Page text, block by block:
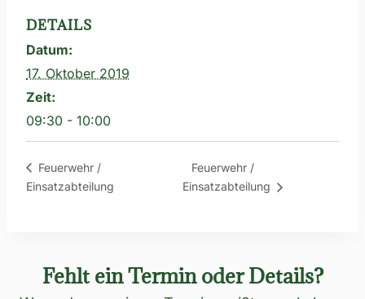
DETAILS
Datum:
17. Oktober 2019
Zeit:
09:30 - 10:00
Feuerwehr /
Einsatzabteilung
Feuerwehr /
Einsatzabteilung
Fehlt ein Termin oder Details?